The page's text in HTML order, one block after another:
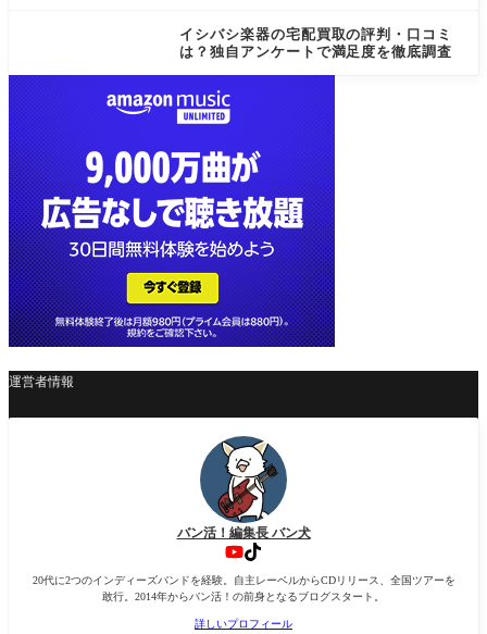
イシバシ楽器の宅配買取の評判・口コミ
は？独自アンケートで満足度を徹底調査
運営者情報
バン活！編集長 バン犬
20代に2つのインディーズバンドを経験。自主レーベルからCDリリース、全国ツアーを
敢行。2014年からバン活！の前身となるブログスタート。
詳しいプロフィール